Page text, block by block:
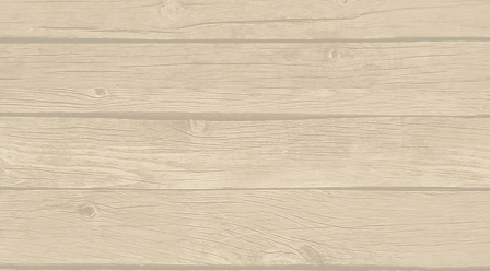
Autor : Instrutor Saracuru (Capoeira Brasil)
La na Bahia côco de dendê
Lembra de Bimba
Autor : Graduado Voador (Capoeira Nago)